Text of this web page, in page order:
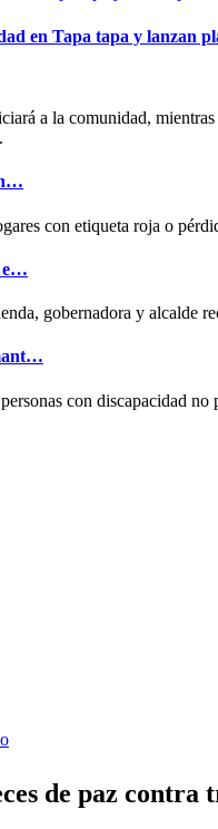
en Tapa tapa y lanzan
a la comunidad,
con etiqueta roja o
e…
gobernadora y alcalde
con discapacidad
de paz contra